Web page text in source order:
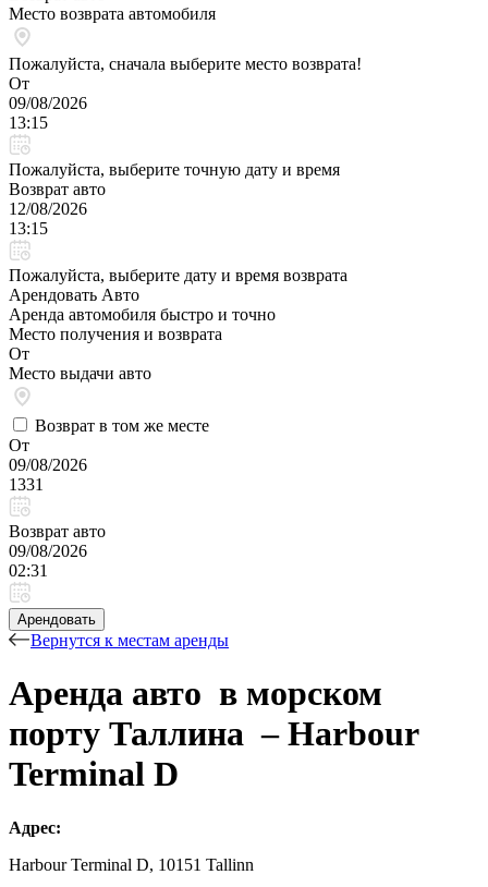
Место возврата автомобиля
Пожалуйста, сначала выберите место возврата!
От
09/08/2026
13:15
Пожалуйста, выберите точную дату и время
Возврат авто
12/08/2026
13:15
Пожалуйста, выберите дату и время возврата
Арендовать Авто
Аренда автомобиля быстро и точно
Место получения и возврата
От
Место выдачи авто
Возврат в том же месте
От
09/08/2026
1331
Возврат авто
09/08/2026
02:31
Арендовать
Вернутся к местам аренды
Аренда авто в морском
порту Таллина – Harbour
Terminal D
Адрес:
Harbour Terminal D, 10151 Tallinn